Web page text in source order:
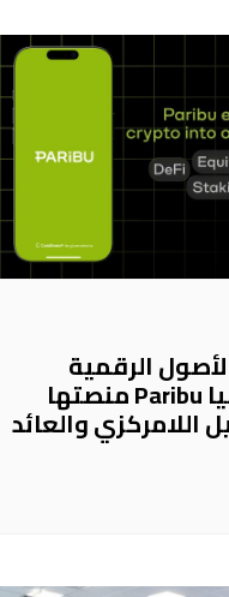
الرقمية
الرائدة في تركيا Paribu منصتها
اللامركزي والعائد